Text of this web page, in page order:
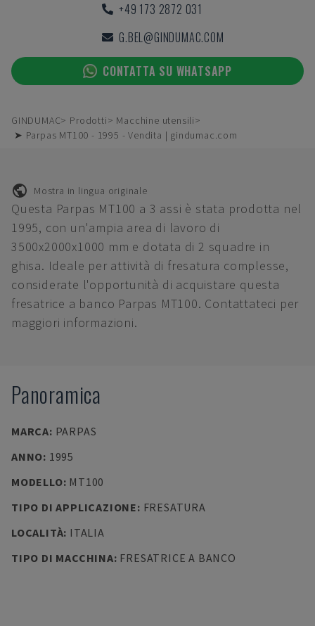
+49 173 2872 031
G.BEL@GINDUMAC.COM
CONTATTA SU WHATSAPP
GINDUMAC Prodotti
Macchine utensili
➤ Parpas MT100 - 1995 - Vendita | gindumac.com
Mostra in lingua originale
Questa Parpas MT100 a 3 assi è stata prodotta nel
1995, con un'ampia area di lavoro di
3500x2000x1000 mm e dotata di 2 squadre in
ghisa. Ideale per attività di fresatura complesse,
considerate l'opportunità di acquistare questa
fresatrice a banco Parpas MT100. Contattateci per
maggiori informazioni.
Panoramica
MARCA: PARPAS
ANNO: 1995
MODELLO: MT100
TIPO DI APPLICAZIONE: FRESATURA
LOCALITÀ: ITALIA
TIPO DI MACCHINA: FRESATRICE A BANCO